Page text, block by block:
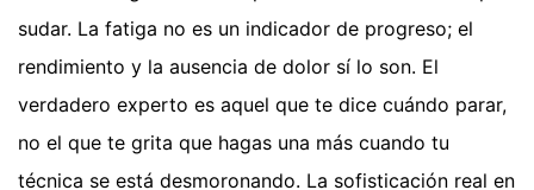
sudar. La fatiga no es un indicador de progreso; el
rendimiento y la ausencia de dolor sí lo son. El
verdadero experto es aquel que te dice cuándo parar,
no el que te grita que hagas una más cuando tu
técnica se está desmoronando. La sofisticación real en